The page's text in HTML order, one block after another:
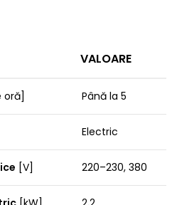
VALOARE
oră] Până la 5
Electric
[V] 220–230, 380